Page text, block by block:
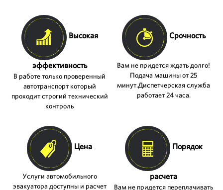
Высокая
эффективность
В работе только проверенный
автотранспорт который
проходит строгий технический
контроль
Срочность
Вам не придется ждать долго!
Подача машины от 25
минут.Диспетчерская служба
работает 24 часа.
Цена
Услуги автомобильного
эвакуатора доступны и расчет
Порядок
расчета
Вам не придется переплачивать